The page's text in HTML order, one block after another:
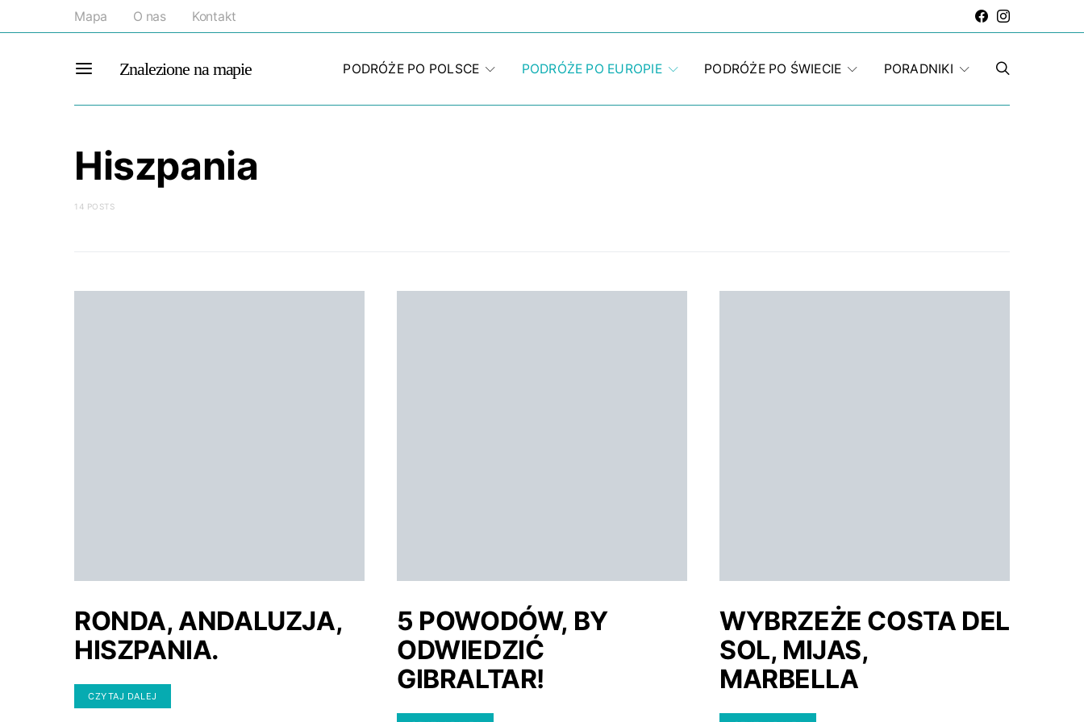
Mapa O nas Kontakt
Znalezione na mapie PODRÓŻE PO POLSCE PODRÓŻE PO EUROPIE PODRÓŻE PO ŚWIECIE PORADNIKI
Hiszpania
14 POSTS
RONDA, ANDALUZJA,
HISZPANIA.
CZYTAJ DALEJ
5 POWODÓW, BY
ODWIEDZIĆ
GIBRALTAR!
WYBRZEŻE COSTA DEL
SOL, MIJAS,
MARBELLA